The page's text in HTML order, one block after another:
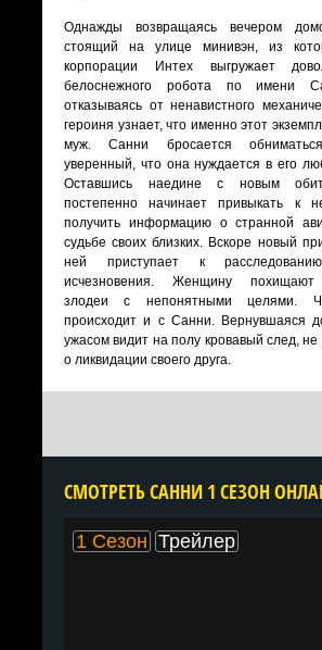
Однажды возвращаясь вечером
стоящий на улице минивэн, из
корпорации Интех выгружает
белоснежного робота по имени
отказываясь от ненавистного
героиня узнает, что именно этот
муж. Санни бросается
уверенный, что она нуждается в его
Оставшись наедине с новым
постепенно начинает привыкать к
получить информацию о странной
судьбе своих близких. Вскоре новый
ней приступает к
исчезновения. Женщину похищают
злодеи с непонятными целями.
происходит и с Санни. Вернувшаяся
ужасом видит на полу кровавый след,
о ликвидации своего друга.
1 Сезон Трейлер